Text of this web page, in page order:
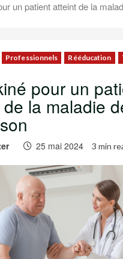
un patient atteint de la
Professionnels Rééducation
pour un
la maladie
25 mai 2024 3 min